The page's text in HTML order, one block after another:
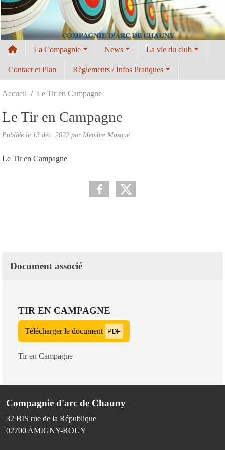
La Compagnie News La vie du club
Contact et Plan Règlements / Infos Pratiques
Accueil Le Tir en Campagne
Le Tir en Campagne
Publiée le 13 déc. 2022 par Membre Masqué
Le Tir en Campagne
Document associé
TIR EN CAMPAGNE
Télécharger le document PDF
Tir en Campagne
Compagnie d'arc de Chauny
32 BIS rue de la République
02700 AMIGNY-ROUY
Panneau de gestion des cookies